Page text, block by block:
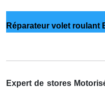
Réparateur volet roulant
Expert de stores